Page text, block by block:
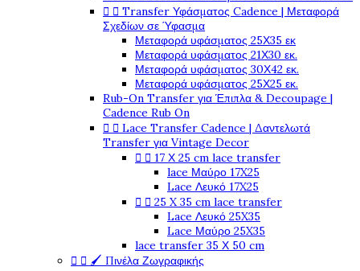
  Transfer Υφάσματος Cadence | Μεταφορά
Σχεδίων σε Ύφασμα
Μεταφορά υφάσματος 25Χ35 εκ
Μεταφορά υφάσματος 21Χ30 εκ.
Μεταφορά υφάσματος 30Χ42 εκ.
Μεταφορά υφάσματος 25Χ25 εκ.
Rub-On Transfer για Έπιπλα & Decoupage |
Cadence Rub On
  Lace Transfer Cadence | Δαντελωτά
Transfer για Vintage Decor
  17 Χ 25 cm lace transfer
lace Μαύρο 17X25
Lace Λευκό 17X25
  25 X 35 cm lace transfer
Lace Λευκό 25X35
Lace Μαύρο 25X35
lace transfer 35 Χ 50 cm
  🖌️ Πινέλα Ζωγραφικής